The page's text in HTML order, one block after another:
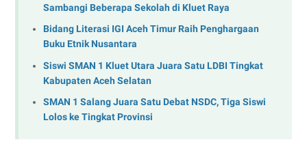
Sambangi Beberapa Sekolah di Kluet Raya
Bidang Literasi IGI Aceh Timur Raih Penghargaan
Buku Etnik Nusantara
Siswi SMAN 1 Kluet Utara Juara Satu LDBI Tingkat
Kabupaten Aceh Selatan
SMAN 1 Salang Juara Satu Debat NSDC, Tiga Siswi
Lolos ke Tingkat Provinsi